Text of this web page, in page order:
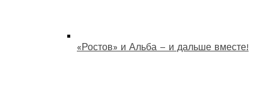
«Ростов» и Альба – и дальше вместе!